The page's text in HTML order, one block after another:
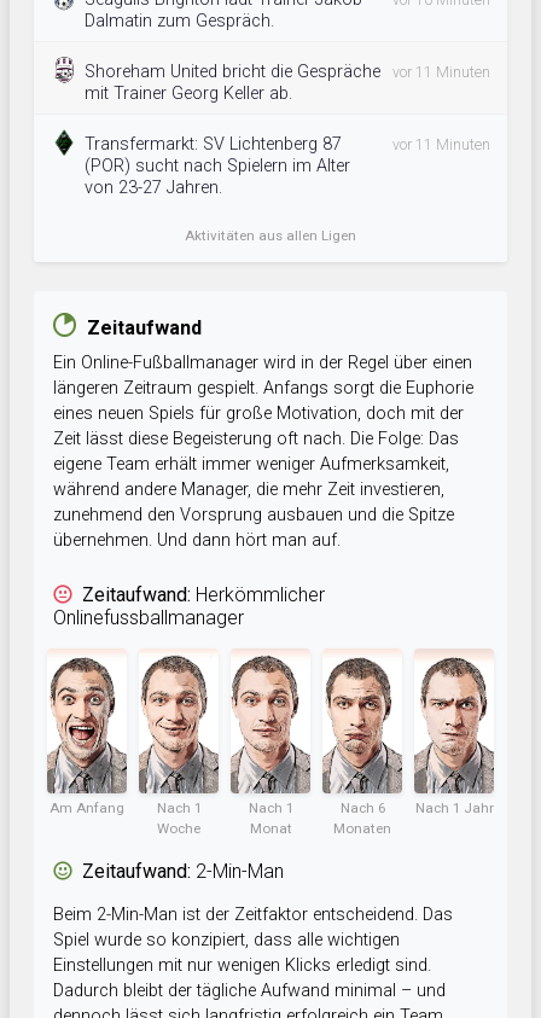
Dalmatin zum Gespräch.
Shoreham United bricht die Gespräche
mit Trainer Georg Keller ab.
vor 11 Minuten
Transfermarkt: SV Lichtenberg 87
(POR) sucht nach Spielern im Alter
von 23-27 Jahren.
vor 11 Minuten
Aktivitäten aus allen Ligen
Zeitaufwand
Ein Online-Fußballmanager wird in der Regel über einen
längeren Zeitraum gespielt. Anfangs sorgt die Euphorie
eines neuen Spiels für große Motivation, doch mit der
Zeit lässt diese Begeisterung oft nach. Die Folge: Das
eigene Team erhält immer weniger Aufmerksamkeit,
während andere Manager, die mehr Zeit investieren,
zunehmend den Vorsprung ausbauen und die Spitze
übernehmen. Und dann hört man auf.
Zeitaufwand: Herkömmlicher
Onlinefussballmanager
Am Anfang
Nach 1
Woche
Nach 1
Monat
Nach 6
Monaten
Nach 1 Jahr
Zeitaufwand: 2-Min-Man
Beim 2-Min-Man ist der Zeitfaktor entscheidend. Das
Spiel wurde so konzipiert, dass alle wichtigen
Einstellungen mit nur wenigen Klicks erledigt sind.
Dadurch bleibt der tägliche Aufwand minimal – und